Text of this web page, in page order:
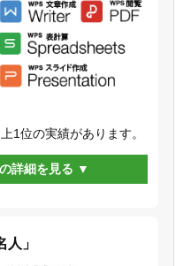
1位の実績があります。
詳細を見る
」